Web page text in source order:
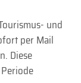
und
per Mail
Diese